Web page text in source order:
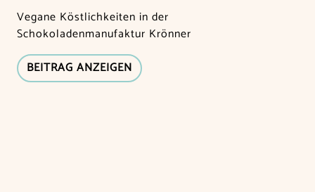
Vegane Köstlichkeiten in der
Schokoladenmanufaktur Krönner
BEITRAG ANZEIGEN